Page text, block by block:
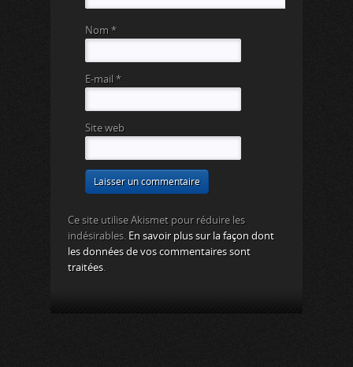
Nom *
E-mail *
Site web
Ce site utilise Akismet pour réduire les
indésirables. En savoir plus sur la façon dont
les données de vos commentaires sont
traitées